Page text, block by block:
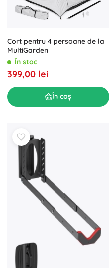
Cort pentru 4 persoane de la
MultiGarden
În stoc
399,00 lei
În coș